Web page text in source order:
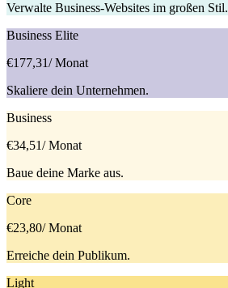
Verwalte Business-Websites im großen Stil.
Business Elite
€177,31/ Monat
Skaliere dein Unternehmen.
Business
€34,51/ Monat
Baue deine Marke aus.
Core
€23,80/ Monat
Erreiche dein Publikum.
Light